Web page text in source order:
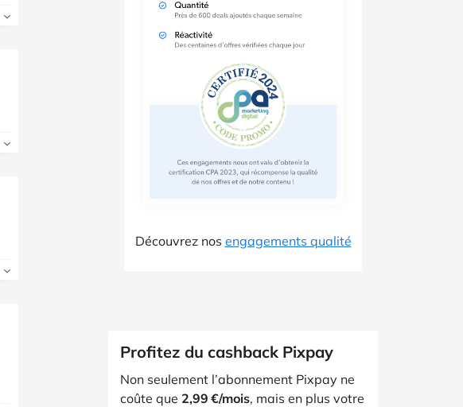
Découvrez nos engagements qualité
Profitez du cashback Pixpay
Non seulement l’abonnement Pixpay ne
coûte que 2,99 €/mois, mais en plus votre